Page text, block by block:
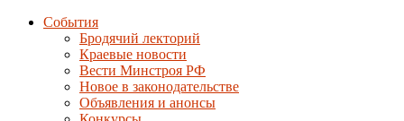
События
Бродячий лекторий
Краевые новости
Вести Минстроя РФ
Новое в законодательстве
Объявления и анонсы